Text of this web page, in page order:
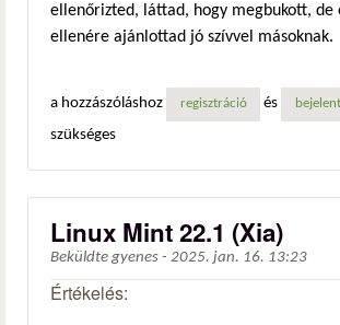
ellenőrizted, láttad, hogy megbukott, de
ellenére ajánlottad jó szívvel másoknak.
a hozzászóláshoz regisztráció és
szükséges
Linux Mint 22.1 (Xia)
Beküldte gyenes - 2025. jan. 16. 13:23
Értékelés: